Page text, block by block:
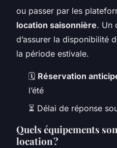
ou passer par les
location saisonnière. Un
d’assurer la disponibilité
la période estivale.
🗓️ Réservation
l’été
⏳ Délai de réponse
Quels équipements
location ?